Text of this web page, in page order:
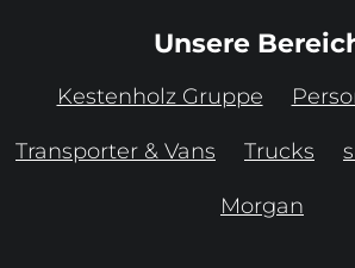
Unsere
Kestenholz Gruppe
Transporter & Vans Trucks
Morgan